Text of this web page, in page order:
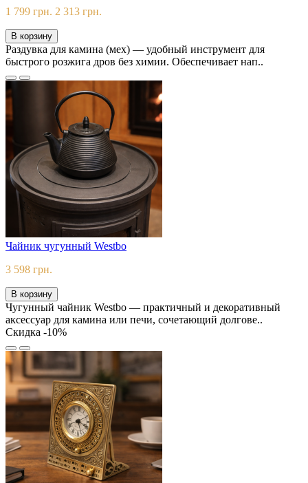
1 799 грн. 2 313 грн.
В корзину
Раздувка для камина (мех) — удобный инструмент для
быстрого розжига дров без химии. Обеспечивает нап..
Чайник чугунный Westbo
3 598 грн.
В корзину
Чугунный чайник Westbo — практичный и декоративный
аксессуар для камина или печи, сочетающий долгове..
Скидка -10%